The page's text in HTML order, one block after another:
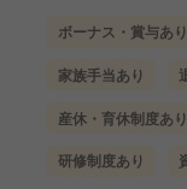
ボーナス・賞与あり
家族手当あり
産休・育休制度あり
研修制度あり